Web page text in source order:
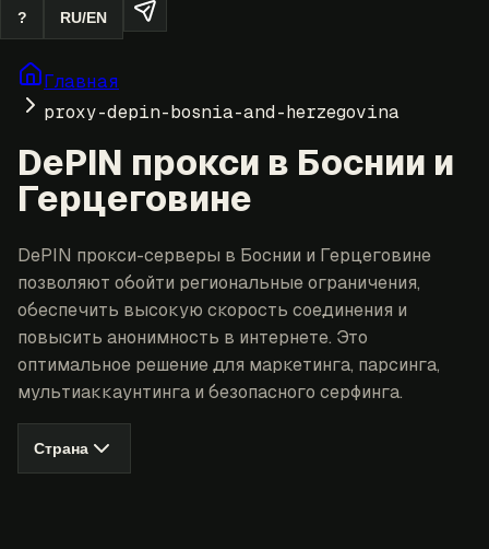
? RU/EN
Главная
proxy-depin-bosnia-and-herzegovina
DePIN прокси в Боснии и
Герцеговине
DePIN прокси-серверы в Боснии и Герцеговине
позволяют обойти региональные ограничения,
обеспечить высокую скорость соединения и
повысить анонимность в интернете. Это
оптимальное решение для маркетинга, парсинга,
мультиаккаунтинга и безопасного серфинга.
Страна